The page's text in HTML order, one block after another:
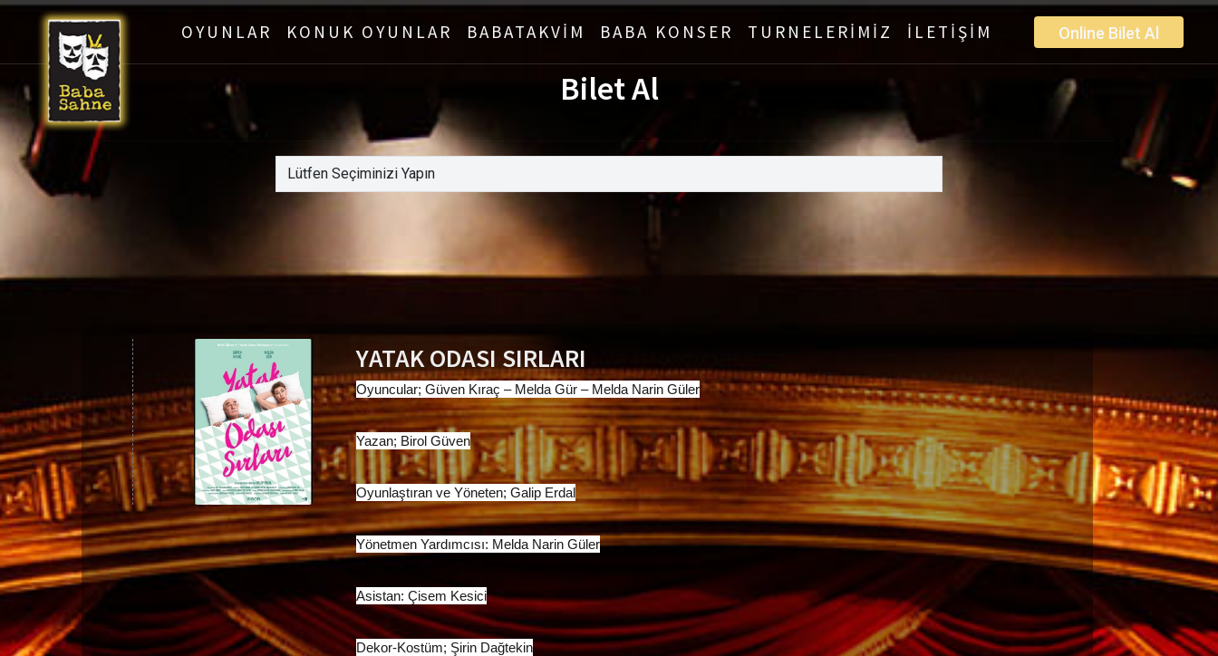
Online Bilet Al
OYUNLAR KONUK OYUNLAR BABATAKVİM BABA KONSER TURNELERİMİZ İLETİŞİM
Bilet Al
YATAK ODASI SIRLARI
Oyuncular; Güven Kıraç – Melda Gür – Melda Narin Güler
Yazan; Birol Güven
Oyunlaştıran ve Yöneten; Galip Erdal
Yönetmen Yardımcısı: Melda Narin Güler
Asistan: Çisem Kesici
Dekor-Kostüm; Şirin Dağtekin